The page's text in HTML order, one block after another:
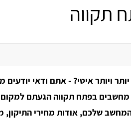
תקווה
ויותר איטי? - אתם ודאי יודעים
בפתח תקווה הגעתם למקום
שלכם, אודות מחירי התיקון,